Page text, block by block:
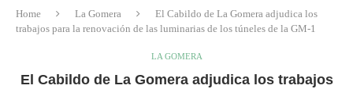
Home La Gomera
El Cabildo de La Gomera adjudica los
trabajos para la renovación de las luminarias de los túneles de la GM-1
LA GOMERA
El Cabildo de La Gomera adjudica los trabajos